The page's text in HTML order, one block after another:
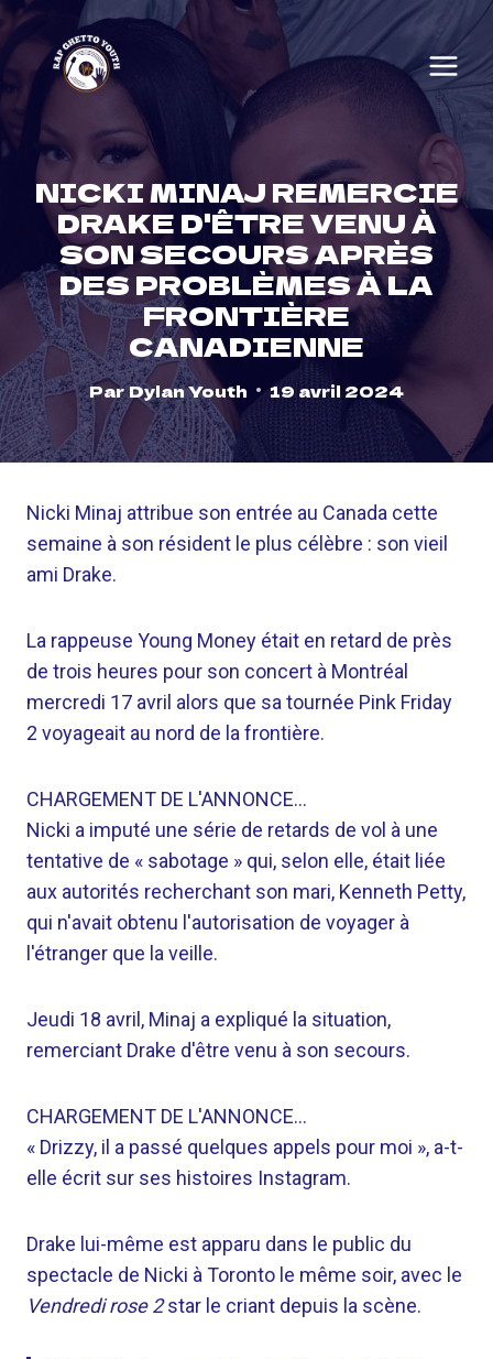
Skip
to
content
NICKI MINAJ REMERCIE
DRAKE D'ÊTRE VENU À
SON SECOURS APRÈS
DES PROBLÈMES À LA
FRONTIÈRE
CANADIENNE
ParDylan Youth 19 avril 2024
Nicki Minaj attribue son entrée au Canada cette
semaine à son résident le plus célèbre : son vieil
ami Drake.
La rappeuse Young Money était en retard de près
de trois heures pour son concert à Montréal
mercredi 17 avril alors que sa tournée Pink Friday
2 voyageait au nord de la frontière.
CHARGEMENT DE L'ANNONCE…
Nicki a imputé une série de retards de vol à une
tentative de « sabotage » qui, selon elle, était liée
aux autorités recherchant son mari, Kenneth Petty,
qui n'avait obtenu l'autorisation de voyager à
l'étranger que la veille.
Jeudi 18 avril, Minaj a expliqué la situation,
remerciant Drake d'être venu à son secours.
CHARGEMENT DE L'ANNONCE…
« Drizzy, il a passé quelques appels pour moi », a-t-
elle écrit sur ses histoires Instagram.
Drake lui-même est apparu dans le public du
spectacle de Nicki à Toronto le même soir, avec le
Vendredi rose 2star le criant depuis la scène.